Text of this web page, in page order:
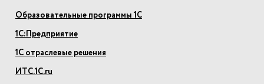
Образовательные программы 1С
1С:Предприятие
1С отраслевые решения
ИТС.1С.ru